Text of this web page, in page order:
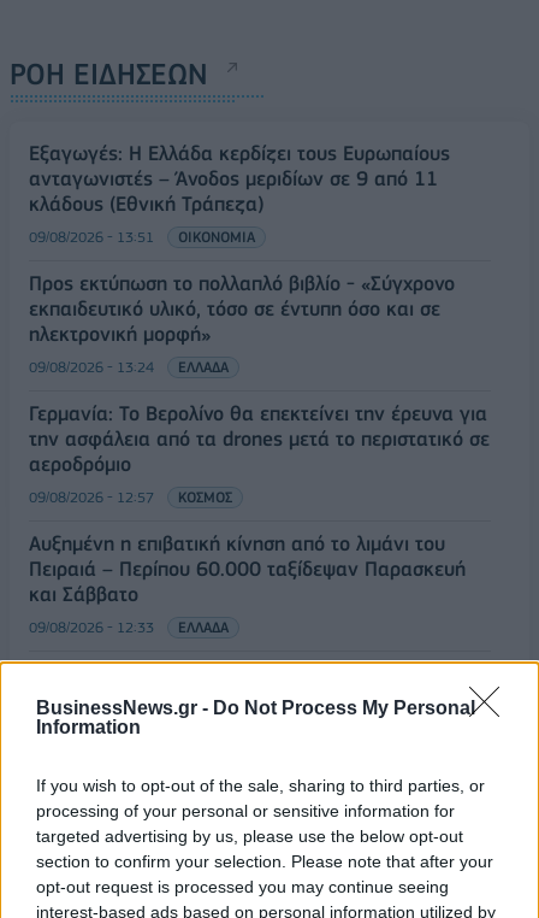
BusinessNews.gr - Do Not Process My Personal
Information
If you wish to opt-out of the sale, sharing to third parties, or
processing of your personal or sensitive information for
targeted advertising by us, please use the below opt-out
section to confirm your selection. Please note that after your
opt-out request is processed you may continue seeing
interest-based ads based on personal information utilized by
ΡΟΗ ΕΙΔΗΣΕΩΝ
Εξαγωγές: Η Ελλάδα κερδίζει τους Ευρωπαίους
ανταγωνιστές – Άνοδος μεριδίων σε 9 από 11
κλάδους (Εθνική Τράπεζα)
09/08/2026 - 13:51 ΟΙΚΟΝΟΜΙΑ
Προς εκτύπωση το πολλαπλό βιβλίο - «Σύγχρονο
εκπαιδευτικό υλικό, τόσο σε έντυπη όσο και σε
ηλεκτρονική μορφή»
09/08/2026 - 13:24 ΕΛΛΑΔΑ
Γερμανία: Το Βερολίνο θα επεκτείνει την έρευνα για
την ασφάλεια από τα drones μετά το περιστατικό σε
αεροδρόμιο
09/08/2026 - 12:57 ΚΟΣΜΟΣ
Αυξημένη η επιβατική κίνηση από το λιμάνι του
Πειραιά – Περίπου 60.000 ταξίδεψαν Παρασκευή
και Σάββατο
09/08/2026 - 12:33 ΕΛΛΑΔΑ
Ελλήνων και Γάλλων πυροσβεστών από τα πύρινα
μέτωπα
Δεύτερη πηγή εισοδήματος για τους επαγγελματίες
ψαράδες ο αλιευτικός τουρισμός
09/08/2026 - 12:08 ΤΟΥΡΙΣΜΟΣ
Τ. Θεοδωρικάκος: Η ενίσχυση της βιομηχανίας